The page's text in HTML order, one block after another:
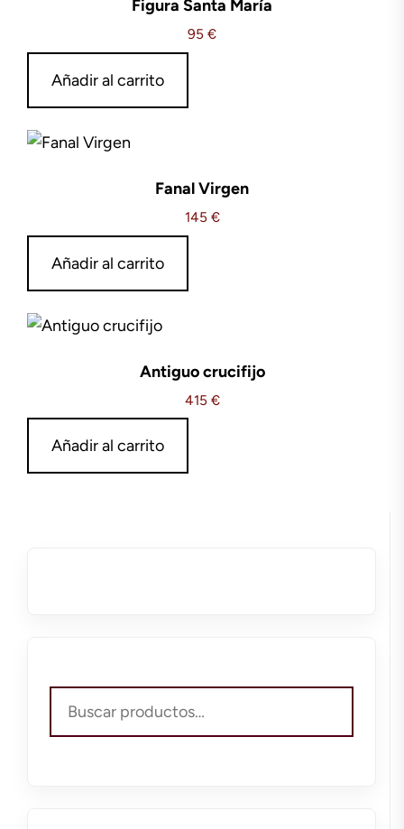
Figura Santa María
95 €
Añadir al carrito
Fanal Virgen
145 €
Añadir al carrito
Antiguo crucifijo
415 €
Añadir al carrito
por: